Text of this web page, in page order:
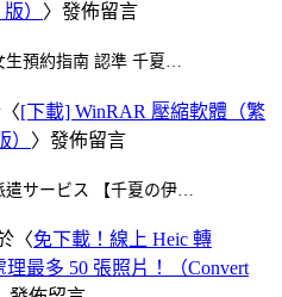
） 〉發佈留言
生預約指南 認準 千夏…
[下載] WinRAR 壓縮軟體（繁
〉發佈留言
遣サービス 【千夏の伊…
〈免下載！線上 Heic 轉
理最多 50 張照片！（Convert